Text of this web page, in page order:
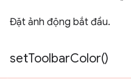
Đặt ảnh động bắt đầu.
setToolbarColor()